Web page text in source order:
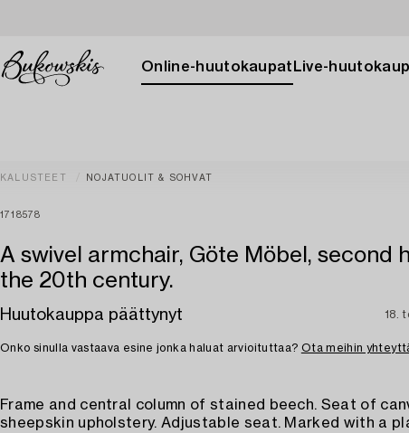
Online-huutokaupat Live-
KALUSTEET NOJATUOLIT & SOHVAT
1718578
A swivel armchair, Göte Möbel, second
the 20th century.
Huutokauppa päättynyt 18.
Onko sinulla vastaava esine jonka haluat arvioituttaa? Ota meihin
Frame and central column of stained beech. Seat of
sheepskin upholstery. Adjustable seat. Marked with a